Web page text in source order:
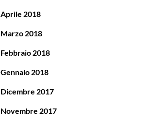
Aprile 2018
Marzo 2018
Febbraio 2018
Gennaio 2018
Dicembre 2017
Novembre 2017